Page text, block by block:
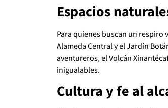
Espacios
Para quienes buscan un respiro
Alameda Central y el Jardín
aventureros, el Volcán
inigualables.
Cultura y fe al